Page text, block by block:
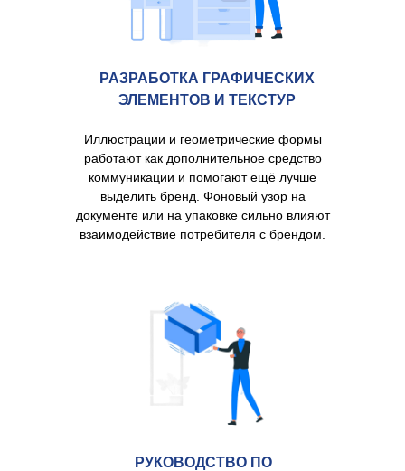
РАЗРАБОТКА ГРАФИЧЕСКИХ
ЭЛЕМЕНТОВ И ТЕКСТУР
Иллюстрации и геометрические формы
работают как дополнительное средство
коммуникации и помогают ещё лучше
выделить бренд. Фоновый узор на
документе или на упаковке сильно влияют
взаимодействие потребителя с брендом.
РУКОВОДСТВО ПО
ИНДИВИДУАЛЬНЫЙ ПРЕДПРИНИМАТЕЛЬ ГАММАДОВ
АЙДАМИР МАММАЕВИЧ ОГРН: 321057100096460 ИНН:
ОСТАВИТЬ ЗАЯВКУ +7 804 700 77 60